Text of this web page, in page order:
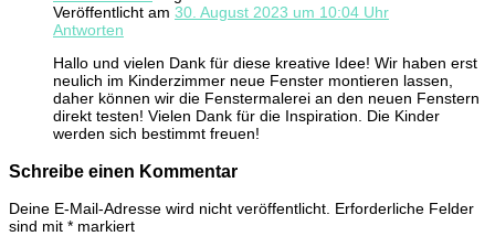
Veröffentlicht am 30. August 2023 um 10:04 Uhr
Antworten
Hallo und vielen Dank für diese kreative Idee! Wir haben erst
neulich im Kinderzimmer neue Fenster montieren lassen,
daher können wir die Fenstermalerei an den neuen Fenstern
direkt testen! Vielen Dank für die Inspiration. Die Kinder
werden sich bestimmt freuen!
Schreibe einen Kommentar
Deine E-Mail-Adresse wird nicht veröffentlicht. Erforderliche Felder
sind mit * markiert